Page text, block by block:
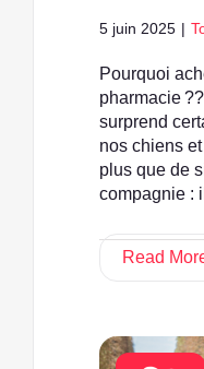
5 juin 2025 |
Pourquoi
pharmacie
surprend
nos chiens
plus que de
compagnie :
Read